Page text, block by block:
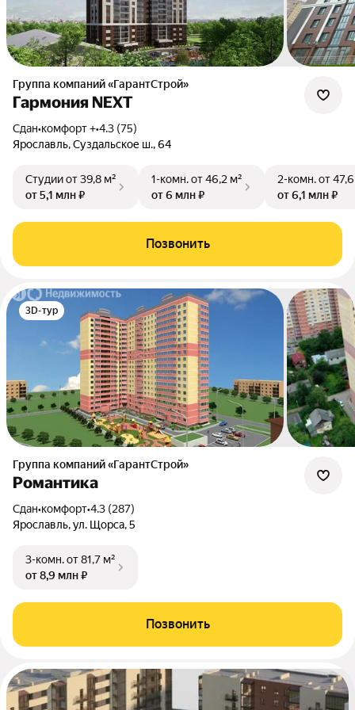
Группа компаний «ГарантСтрой»
Гармония NEXT
Сдан•комфорт +•4.3 (75)
Ярославль, Суздальское ш., 64
Студииот 39,8 м²
от 5,1 млн ₽
1-комн.от 46,2 м²
от 6 млн ₽
2-комн.от
от 6,1 млн ₽
Позвонить
3D-тур
Группа компаний «ГарантСтрой»
Романтика
Сдан•комфорт•4.3 (287)
Ярославль, ул. Щорса, 5
3-комн.от 81,7 м²
от 8,9 млн ₽
Позвонить